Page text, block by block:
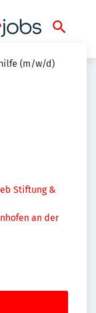
(m/w/d)
Stiftung &
an der